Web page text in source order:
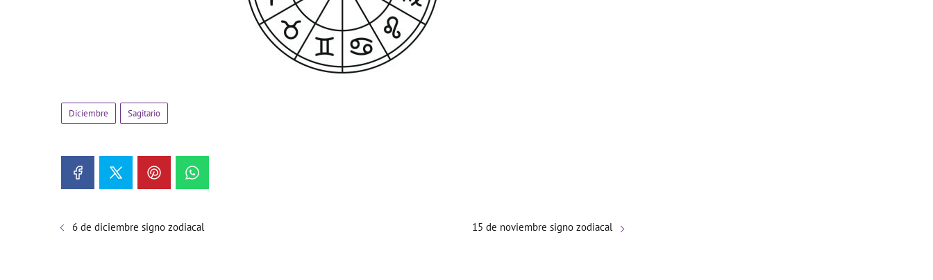
Diciembre Sagitario
6 de diciembre signo zodiacal 15 de noviembre signo zodiacal